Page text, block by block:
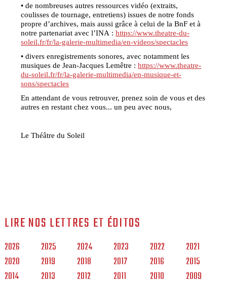
• de nombreuses autres ressources vidéo (extraits,
coulisses de tournage, entretiens) issues de notre fonds
propre d’archives, mais aussi grâce à celui de la BnF et à
notre partenariat avec l’INA :https://www.theatre-du-
soleil.fr/fr/la-galerie-multimedia/en-videos/spectacles
• divers enregistrements sonores, avec notamment les
musiques de Jean-Jacques Lemêtre :https://www.theatre-
du-soleil.fr/fr/la-galerie-multimedia/en-musique-et-
sons/spectacles
En attendant de vous retrouver, prenez soin de vous et des
autres en restant chez vous... un peu avec nous,
Le Théâtre du Soleil
LIRE NOS LETTRES ET ÉDITOS
2026 2025 2024 2023 2022
2021
2020
2019 2018 2017 2016
2015
2014
2013 2012 2011 2010
2009